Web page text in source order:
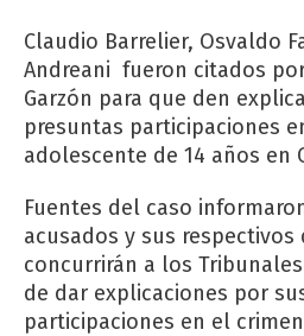
Claudio Barrelier, Osvaldo
Andreani fueron citados
Garzón para que den
presuntas participaciones
adolescente de 14 años en
Fuentes del caso
acusados y sus respectivos
concurrirán a los
de dar explicaciones por
participaciones en el